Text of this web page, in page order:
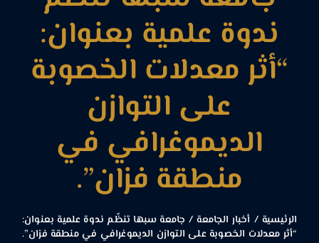
ندوة علمية بعنوان:
“أثر معدلات الخصوبة
على التوازن
الديموغرافي في
منطقة فزان”.
الرئيسية / أخبار الجامعة / جامعة سبها تنظّم ندوة علمية بعنوان:
“أثر معدلات الخصوبة على التوازن الديموغرافي في منطقة فزان”.